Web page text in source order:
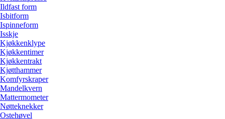
Ildfast form
Isbitform
Ispinneform
Isskje
Kjøkkenklype
Kjøkkentimer
Kjøkkentrakt
Kjøtthammer
Komfyrskraper
Mandelkvern
Mattermometer
Nøtteknekker
Ostehøvel